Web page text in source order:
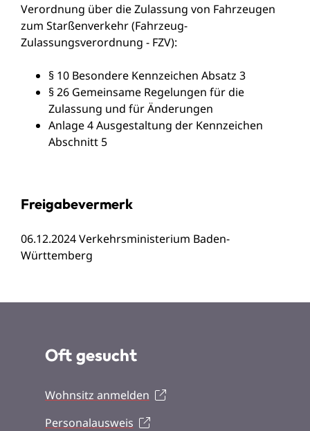
Verordnung über die Zulassung von Fahrzeugen
zum Starßenverkehr (Fahrzeug-
Zulassungsverordnung - FZV):
§ 10 Besondere Kennzeichen Absatz 3
§ 26 Gemeinsame Regelungen für die
Zulassung und für Änderungen
Anlage 4Ausgestaltung der Kennzeichen
Abschnitt 5
Freigabevermerk
06.12.2024 Verkehrsministerium Baden-
Württemberg
Oft gesucht
Wohnsitz anmelden
Personalausweis